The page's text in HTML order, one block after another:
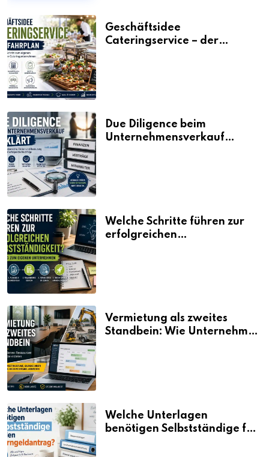
Geschäftsidee
Cateringservice – der
Due Diligence beim
Unternehmensverkauf
Welche Schritte führen zur
erfolgreichen
Vermietung als zweites
Standbein: Wie Unternehmen
Welche Unterlagen
benötigen Selbstständige für